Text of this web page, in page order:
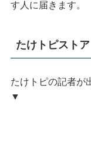
す人に届きます。
たけトピストア
たけトピの記者が
▼